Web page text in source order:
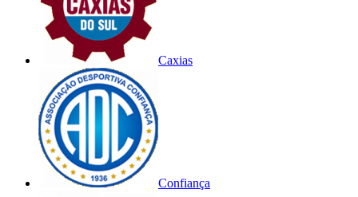
Caxias
Confiança